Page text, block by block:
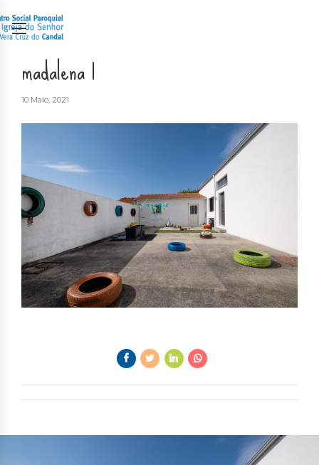
madalena 1
10 Maio, 2021